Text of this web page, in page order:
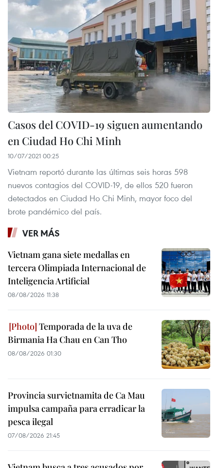
Casos del COVID-19 siguen aumentando
en Ciudad Ho Chi Minh
10/07/2021 00:25
Vietnam reportó durante las últimas seis horas 598
nuevos contagios del COVID-19, de ellos 520 fueron
detectados en Ciudad Ho Chi Minh, mayor foco del
brote pandémico del país.
VER MÁS
Vietnam gana siete medallas en
tercera Olimpiada Internacional de
Inteligencia Artificial
08/08/2026 11:38
Temporada de la uva de
Birmania Ha Chau en Can Tho
08/08/2026 01:30
Provincia survietnamita de Ca Mau
impulsa campaña para erradicar la
pesca ilegal
07/08/2026 21:45